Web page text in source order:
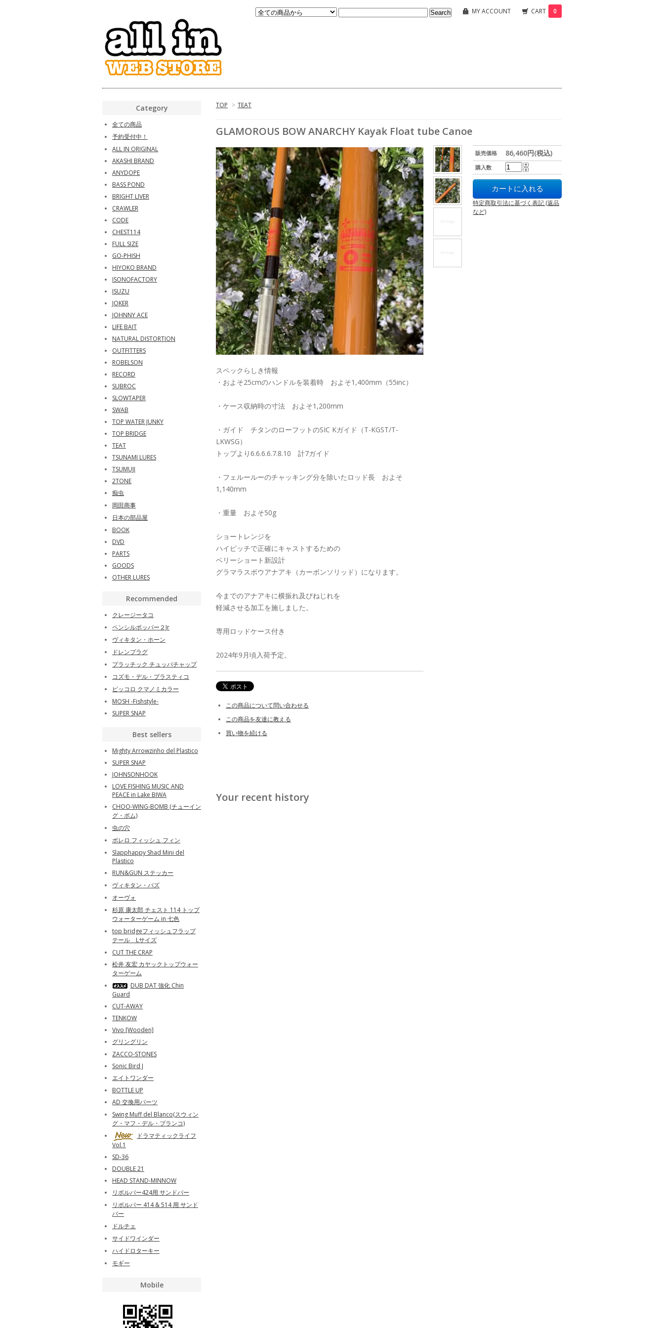
MY ACCOUNT CART 0
TOP > TEAT
GLAMOROUS BOW ANARCHY Kayak Float tube Canoe
販売価格 86,460円(税込)
購入数
特定商取引法に基づく表記 (返品
など)
スペックらしき情報
・およそ25cmのハンドルを装着時 およそ1,400mm（55inc）
・ケース収納時の寸法 およそ1,200mm
・ガイド チタンのローフットのSIC Kガイド（T-KGST/T-
LKWSG）
トップより6.6.6.6.7.8.10 計7ガイド
・フェルールーのチャッキング分を除いたロッド長 およそ
1,140mm
・重量 およそ50g
ショートレンジを
ハイピッチで正確にキャストするための
ベリーショート新設計
グラマラスボウアナアキ（カーボンソリッド）になります。
今までのアナアキに横振れ及びねじれを
軽減させる加工を施しました。
専用ロッドケース付き
2024年9月頃入荷予定。
この商品について問い合わせる
この商品を友達に教える
買い物を続ける
Your recent history
Category
全ての商品
予約受付中！
ALL IN ORIGINAL
AKASHI BRAND
ANYDOPE
BASS POND
BRIGHT LIVER
CRAWLER
CODE
CHEST114
FULL SIZE
GO-PHISH
HIYOKO BRAND
ISONOFACTORY
ISUZU
JOKER
JOHNNY ACE
LIFE BAIT
NATURAL DISTORTION
OUTFITTERS
ROBELSON
RECORD
SUBROC
SLOWTAPER
SWAB
TOP WATER JUNKY
TOP BRIDGE
TEAT
TSUNAMI LURES
TSUMUJI
2TONE
痴虫
岡田商事
日本の部品屋
BOOK
DVD
PARTS
GOODS
OTHER LURES
Recommended
クレージータコ
ペンシルポッパー２Jr
ヴィキタン・ホーン
ドレンプラグ
プラッチック チュッパチャップ
コズモ・デル・プラスティコ
ピッコロ クマノミカラー
MOSH -Fishstyle-
SUPER SNAP
Best sellers
Mighty Arrowzinho del Plastico
SUPER SNAP
JOHNSONHOOK
LOVE FISHING MUSIC AND
PEACE in Lake BIWA
CHOO-WING-BOMB (チューイン
グ・ボム)
虫の穴
ボレロ フィッシュ フィン
Slapphappy Shad Mini del
Plastico
RUN&GUN ステッカー
ヴィキタン・バズ
オーヴォ
杉原 康太郎 チェスト 114 トップ
ウォーターゲーム in 七色
top bridgeフィッシュフラップ
テール Lサイズ
CUT THE CRAP
松井 友宏 カヤックトップウォー
ターゲーム
DUB DAT 強化 Chin
Guard
CUT-AWAY
TENKOW
Vivo [Wooden]
グリングリン
ZACCO-STONES
Sonic Bird J
エイトワンダー
BOTTLE UP
AD 交換用パーツ
Swing Muff del Blanco(スウィン
グ・マフ・デル・ブランコ)
ドラマティックライフ
Vol.1
SD-36
DOUBLE 21
HEAD STAND-MINNOW
リボルバー424用 サンドバー
リボルバー 414 & 514 用 サンド
バー
ドルチェ
サイドワインダー
ハイドロターキー
モギー
Mobile